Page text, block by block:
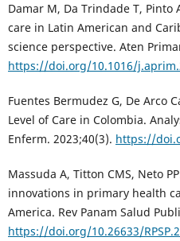
Damar M, Da Trindade T,
care in Latin American and
science perspective. Aten
https://doi.org/10.1016/
Fuentes Bermudez G, De Arco
Level of Care in Colombia.
Enferm. 2023;40(3). https://
Massuda A, Titton CMS, Neto
innovations in primary health
America. Rev Panam Salud
https://doi.org/10.26633/